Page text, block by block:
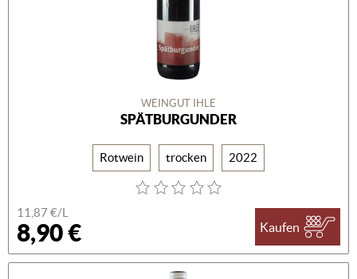
WEINGUT IHLE
SPÄTBURGUNDER
Rotwein trocken 2022
11,87 €/L
8,90 € Kaufen